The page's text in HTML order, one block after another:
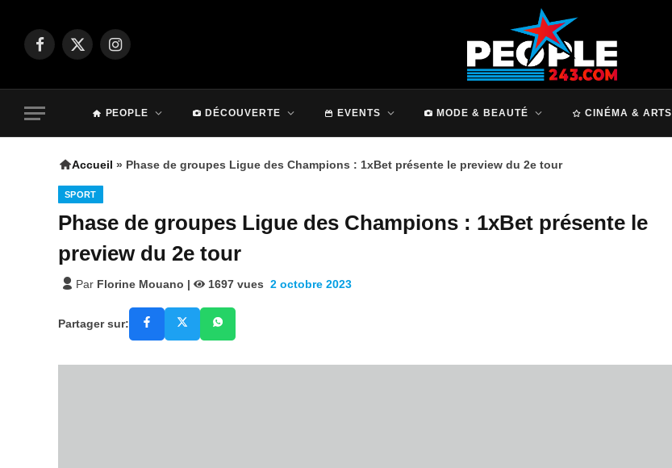
Facebook
X
Instagram
PEOPLE DÉCOUVERTE EVENTS MODE & BEAUTÉ CINÉMA & ARTS
Accueil » Phase de groupes Ligue des Champions : 1xBet présente le preview du 2e tour
SPORT
Phase de groupes Ligue des Champions : 1xBet présente le
preview du 2e tour
Par Florine Mouano | 1697 vues 2 octobre 2023
Partager sur: